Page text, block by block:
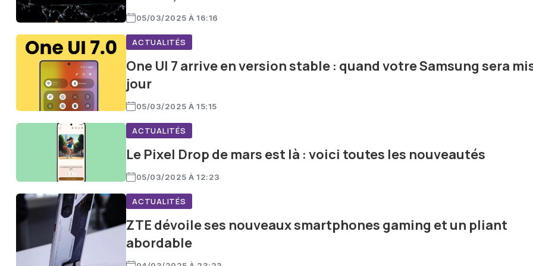
05/03/2025 À 16:16
ACTUALITÉS
One UI 7 arrive en version stable : quand votre Samsung sera
jour
05/03/2025 À 15:15
ACTUALITÉS
Le Pixel Drop de mars est là : voici toutes les nouveautés
05/03/2025 À 12:23
ACTUALITÉS
ZTE dévoile ses nouveaux smartphones gaming et un pliant
abordable